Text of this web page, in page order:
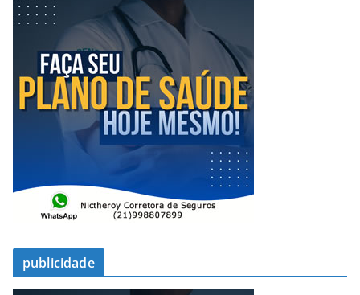
publicidade